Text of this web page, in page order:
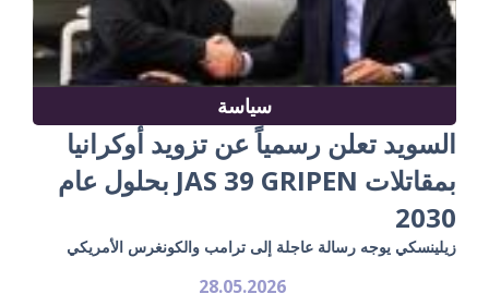
سياسة
السويد تعلن رسمياً عن تزويد أوكرانيا
بمقاتلات JAS 39 GRIPEN بحلول عام
2030
زيلينسكي يوجه رسالة عاجلة إلى ترامب والكونغرس الأمريكي
28.05.2026